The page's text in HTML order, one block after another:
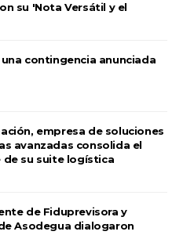
su 'Nota Versátil y el
contingencia anunciada
empresa de soluciones
avanzadas consolida el
de su suite logística
de Fiduprevisora y
Asodegua dialogaron